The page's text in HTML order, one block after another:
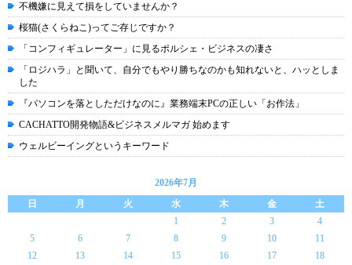
不機嫌に見えて損をしていませんか？
桜猫(さくらねこ)ってご存じですか？
「コンフィギュレーター」に見るポルシェ・ビジネスの凄さ
「ロジハラ」と聞いて、自分でもやり勝ちなのかも知れないと、ハッとしま
した
『パソコンを落としただけなのに』業務端末PCの正しい「お作法」
CACHATTO開発物語&ビジネスメルマガ 始めます
ウェルビーイングというキーワード
2026年7月
日
月 火 水 木 金
土
1
2 3
4
5
6 7 8 9 10
11
12
13 14 15 16 17
18